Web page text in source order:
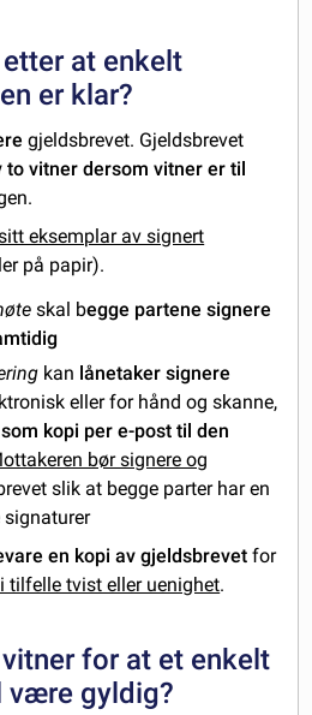
at enkelt
er klar?
gjeldsbrevet. Gjeldsbrevet
to vitner dersom vitner er til
eksemplar av signert
på papir).
skal begge partene signere
kan lånetaker signere
eller for hånd og skanne,
kopi per e-post til den
bør signere og
slik at begge parter har en
signaturer
en kopi av gjeldsbrevet for
tilfelle tvist eller uenighet.
for at et enkelt
være gyldig?